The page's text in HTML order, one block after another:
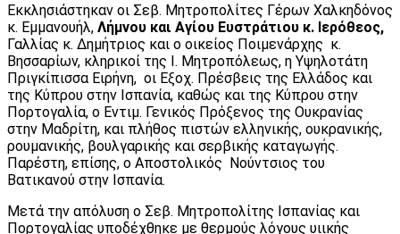
Εκκλησιάστηκαν οι Σεβ. Μητροπολίτες Γέρων Χαλκηδόνος
κ. Εμμανουήλ, Λήμνου και Αγίου Ευστράτιου κ. Ιερόθεος,
Γαλλίας κ. Δημήτριος και ο οικείος Ποιμενάρχης κ.
Βησσαρίων, κληρικοί της Ι. Μητροπόλεως, η Υψηλοτάτη
Πριγκίπισσα Ειρήνη, οι Εξοχ. Πρέσβεις της Ελλάδος και
της Κύπρου στην Ισπανία, καθώς και της Κύπρου στην
Πορτογαλία, ο Εντιμ. Γενικός Πρόξενος της Ουκρανίας
στην Μαδρίτη, και πλήθος πιστών ελληνικής, ουκρανικής,
ρουμανικής, βουλγαρικής και σερβικής καταγωγής.
Παρέστη, επίσης, o Αποστολικός Νούντσιος του
Βατικανού στην Ισπανία.
Μετά την απόλυση ο Σεβ. Μητροπολίτης Ισπανίας και
Πορτογαλίας υποδέχθηκε με θερμούς λόγους υιικής